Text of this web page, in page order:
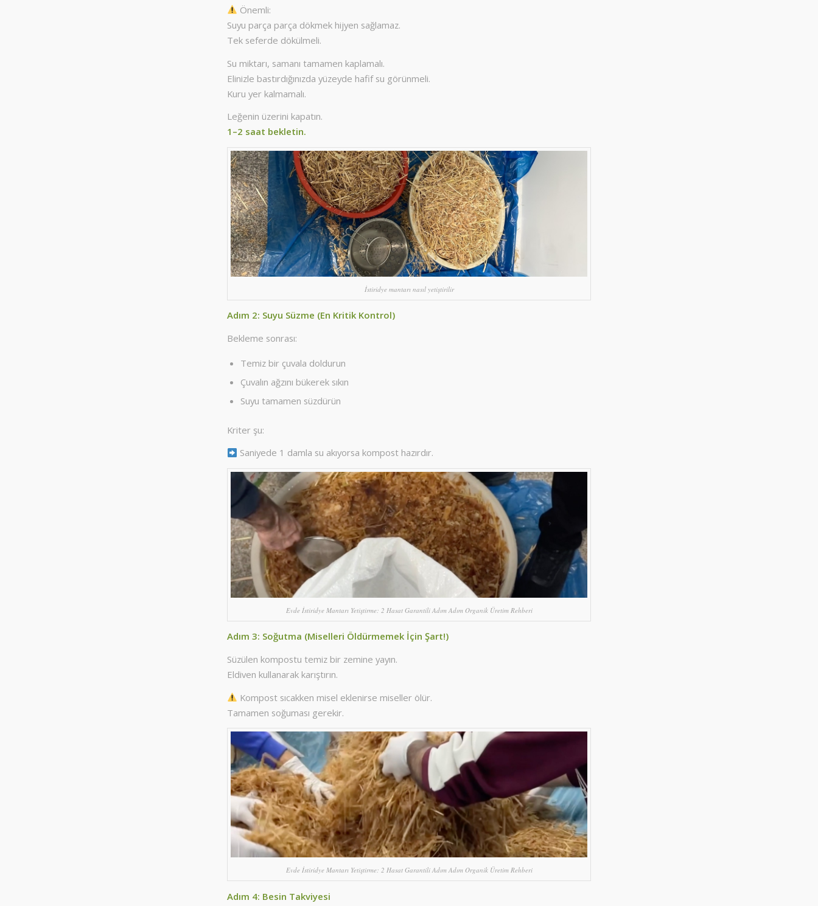
Önemli:
Suyu parça parça dökmek hijyen sağlamaz.
Tek seferde dökülmeli.
Su miktarı, samanı tamamen kaplamalı.
Elinizle bastırdığınızda yüzeyde hafif su görünmeli.
Kuru yer kalmamalı.
Leğenin üzerini kapatın.
1–2 saat bekletin.
İstiridye mantarı nasıl yetiştirilir
Adım 2: Suyu Süzme (En Kritik Kontrol)
Bekleme sonrası:
Temiz bir çuvala doldurun
Çuvalın ağzını bükerek sıkın
Suyu tamamen süzdürün
Kriter şu:
Saniyede 1 damla su akıyorsa kompost hazırdır.
Evde İstiridye Mantarı Yetiştirme: 2 Hasat Garantili Adım Adım Organik Üretim Rehberi
Adım 3: Soğutma (Miselleri Öldürmemek İçin Şart!)
Süzülen kompostu temiz bir zemine yayın.
Eldiven kullanarak karıştırın.
Kompost sıcakken misel eklenirse miseller ölür.
Tamamen soğuması gerekir.
Evde İstiridye Mantarı Yetiştirme: 2 Hasat Garantili Adım Adım Organik Üretim Rehberi
Adım 4: Besin Takviyesi